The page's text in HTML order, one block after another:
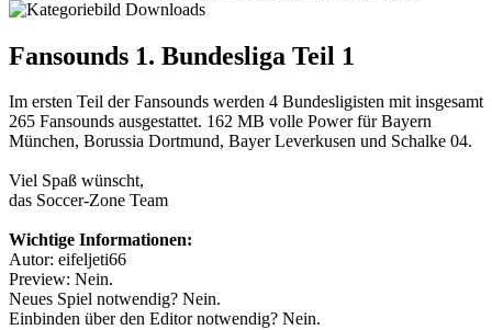
Fansounds 1. Bundesliga Teil 1
Im ersten Teil der Fansounds werden 4 Bundesligisten mit insgesamt
265 Fansounds ausgestattet. 162 MB volle Power für Bayern
München, Borussia Dortmund, Bayer Leverkusen und Schalke 04.
Viel Spaß wünscht,
das Soccer-Zone Team
Wichtige Informationen:
Autor: eifeljeti66
Preview: Nein.
Neues Spiel notwendig? Nein.
Einbinden über den Editor notwendig? Nein.